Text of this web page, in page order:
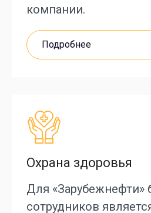
компании.
Подробнее
Охрана здоровья
Для «Зарубежнефти»
сотрудников